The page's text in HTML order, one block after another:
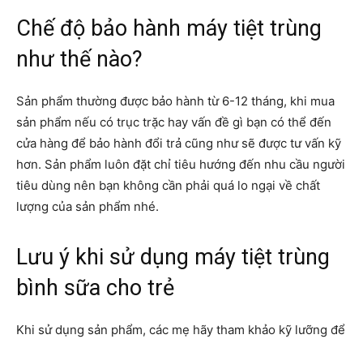
Chế độ bảo hành máy tiệt trùng
như thế nào?
Sản phẩm thường được bảo hành từ 6-12 tháng, khi mua
sản phẩm nếu có trục trặc hay vấn đề gì bạn có thể đến
cửa hàng để bảo hành đổi trả cũng như sẽ được tư vấn kỹ
hơn. Sản phẩm luôn đặt chỉ tiêu hướng đến nhu cầu người
tiêu dùng nên bạn không cần phải quá lo ngại về chất
lượng của sản phẩm nhé.
Lưu ý khi sử dụng máy tiệt trùng
bình sữa cho trẻ
Khi sử dụng sản phẩm, các mẹ hãy tham khảo kỹ lưỡng để